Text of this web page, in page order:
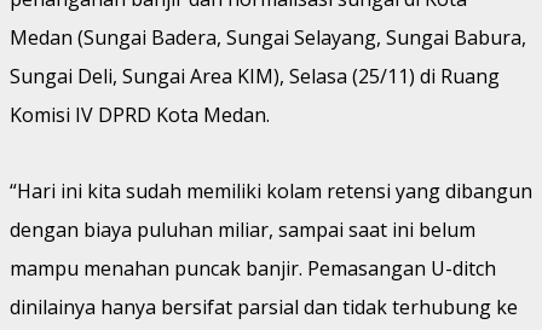
Medan (Sungai Badera, Sungai Selayang, Sungai Babura,
Sungai Deli, Sungai Area KIM), ‎Selasa (25/11) di Ruang
Komisi IV DPRD Kota Medan.
“Hari ini kita sudah memiliki kolam retensi yang dibangun
dengan biaya puluhan miliar, sampai saat ini belum
mampu menahan puncak banjir. Pemasangan U-ditch
dinilainya hanya bersifat parsial dan tidak terhubung ke